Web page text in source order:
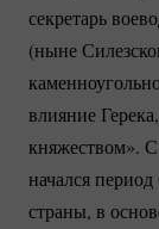
секретарь
(ныне
влияние
княжеством».
начался
страны, в